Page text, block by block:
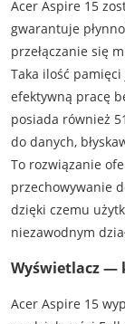
Acer Aspire 15
gwarantuje
przełączanie się
Taka ilość
efektywną pracę
posiada również
do danych,
To rozwiązanie
przechowywanie
dzięki czemu
niezawodnym
Wyświetlacz —
Acer Aspire 15